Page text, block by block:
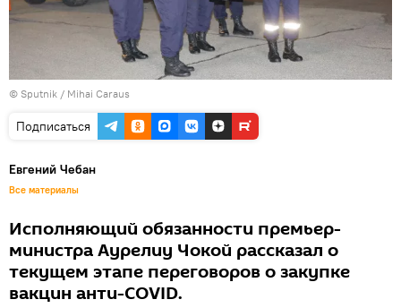
© Sputnik / Mihai Caraus
Подписаться
Евгений Чебан
Все материалы
Исполняющий обязанности премьер-
министра Аурелиу Чокой рассказал о
текущем этапе переговоров о закупке
вакцин анти-COVID.